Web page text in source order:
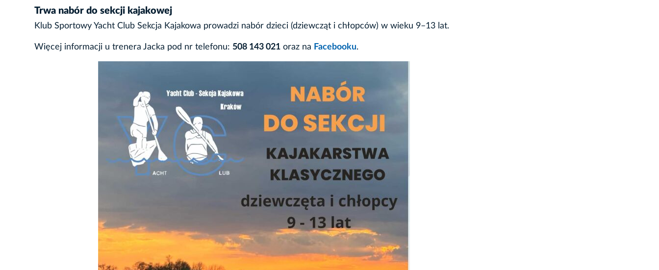
Trwa nabór do sekcji kajakowej
Klub Sportowy Yacht Club Sekcja Kajakowa prowadzi nabór dzieci (dziewcząt i chłopców) w wieku 9–13 lat.
Więcej informacji u trenera Jacka pod nr telefonu: 508 143 021 oraz na Facebooku.